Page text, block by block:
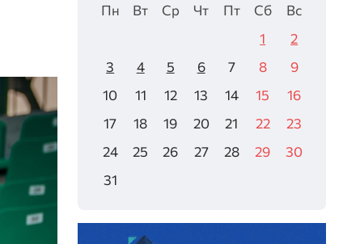
Пн Вт Ср Чт Пт Сб
Вс
1
2
3
4 5 6 7 8
9
10
11 12 13 14 15
16
17
18 19 20 21 22
23
24
25 26 27 28 29
30
31